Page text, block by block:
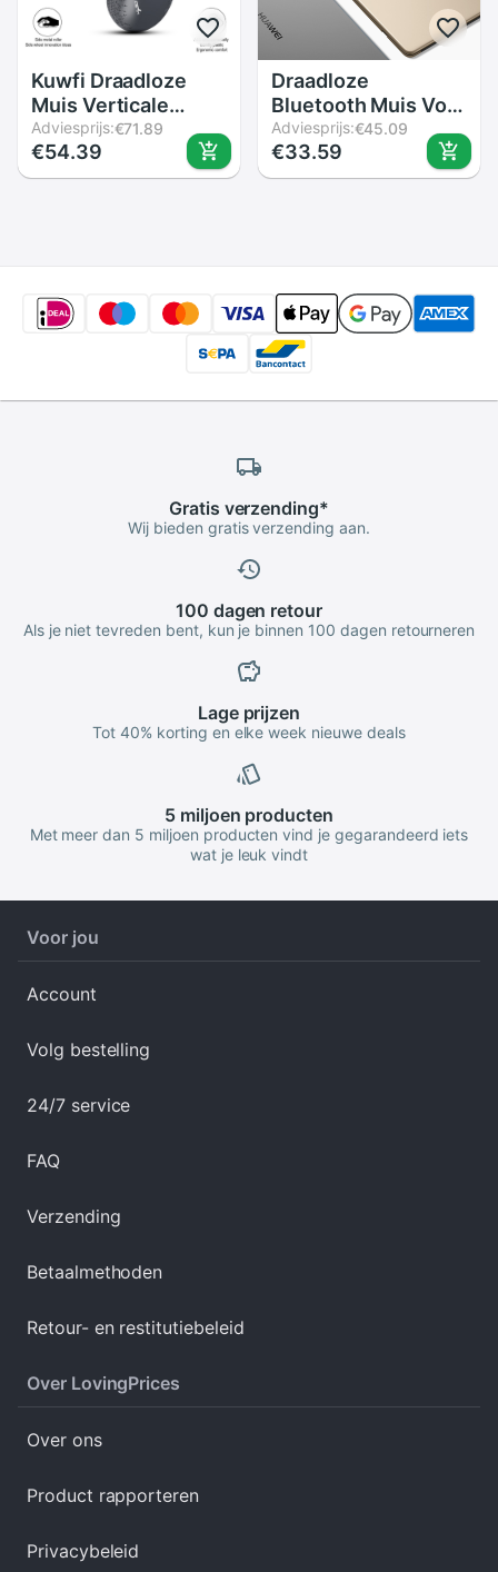
Kuwfi Draadloze
Muis Verticale
Gaming Mouse 6
Knoppen 800-
2400Dpi
Adviesprijs:€71.89
€54.39
Draadloze
Bluetooth Muis Voor
Huawei Matebook X
Pro Matebook D 13
&quot;14&quot; 15
Adviesprijs:€45.09
€33.59
Gratis verzending*
Wij bieden gratis verzending aan.
100 dagen retour
Als je niet tevreden bent, kun je binnen 100 dagen retourneren
Lageprijzen
Tot 40% korting en elke week nieuwe deals
5 miljoen producten
Met meer dan 5 miljoen producten vind je gegarandeerd iets
wat je leuk vindt
Voor jou
Account
Volg bestelling
24/7 service
FAQ
Verzending
Betaalmethoden
Retour- en restitutiebeleid
Over LovingPrices
Over ons
Product rapporteren
Privacybeleid